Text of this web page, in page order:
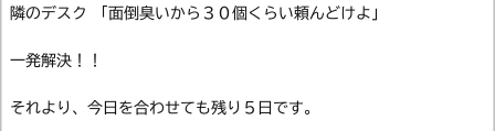
隣のデスク 「面倒臭いから３０個くらい頼んどけよ」
一発解決！！
それより、今日を合わせても残り５日です。